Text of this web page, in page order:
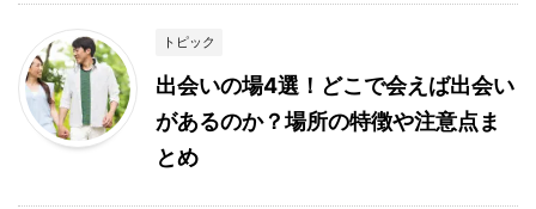
トピック
出会いの場4選！どこで会えば出会い
があるのか？場所の特徴や注意点ま
とめ